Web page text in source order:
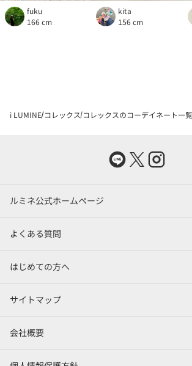
fuku
166 cm
kita
156 cm
i LUMINE コレックス コレックスのコーデイネート一覧
ルミネ公式ホームページ
よくある質問
はじめての方へ
サイトマップ
会社概要